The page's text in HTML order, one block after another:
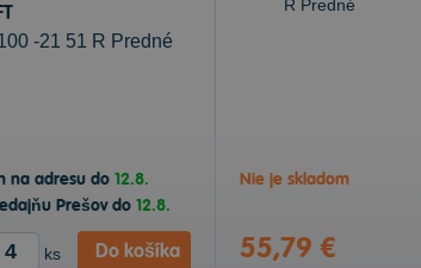
-21 51 R Predné
na adresu do 12.8.
Prešov do 12.8.
ks Do košíka
Nie je skladom
55,79 €